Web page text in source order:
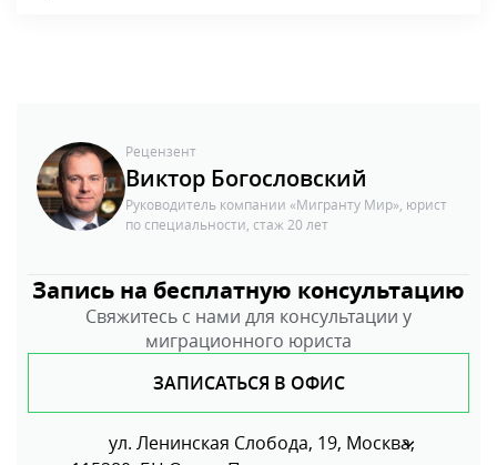
Рецензент
Виктор Богословский
Руководитель компании «Мигранту Мир», юрист
по специальности, стаж 20 лет
Запись на бесплатную консультацию
Свяжитесь с нами для консультации у
миграционного юриста
ЗАПИСАТЬСЯ В ОФИС
ул. Ленинская Слобода, 19, Москва,